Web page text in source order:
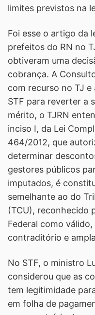
limites previstos na
Foi esse o artigo da
prefeitos do RN no
obtiveram uma
cobrança. A
com recurso no TJ
STF para reverter a
mérito, o TJRN
inciso I, da Lei
464/2012, que
determinar
gestores públicos
imputados, é
semelhante ao do
(TCU), reconhecido
Federal como
contraditório e
No STF, o ministro
considerou que as
tem legitimidade
em folha de